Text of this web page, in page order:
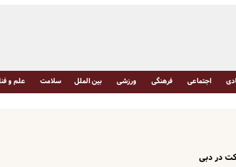
اجتماعی فرهنگی ورزشی بین الملل سلامت علم و
در دبی